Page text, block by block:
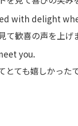
with delight
て歓喜の声を上げ
you.
ても嬉しかったで